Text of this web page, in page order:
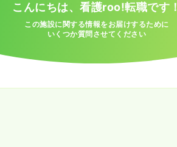
こんにちは、看護roo!転職です！
この施設に関する情報をお届けするために
いくつか質問させてください